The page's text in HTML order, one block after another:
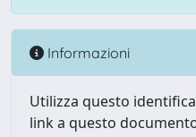
Informazioni
Utilizza questo
link a questo